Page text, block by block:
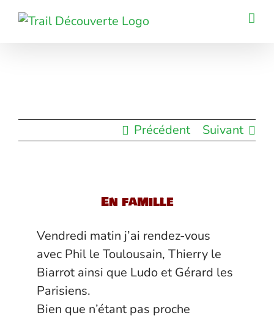
Passer
Précédent Suivant
En famille
Vendredi matin j’ai rendez-vous
avec Phil le Toulousain, Thierry le
Biarrot ainsi que Ludo et Gérard les
Parisiens.
Bien que n’étant pas proche